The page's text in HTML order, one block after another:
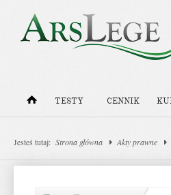
TESTY CENNIK
Jesteś tutaj: Strona główna Akty prawne